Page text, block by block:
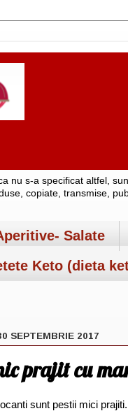
nu s-a specificat altfel,
copiate, transmise,
Salate
Keto (dieta
SEPTEMBRIE 2017
prajit cu
sunt pestii mici prajiti.